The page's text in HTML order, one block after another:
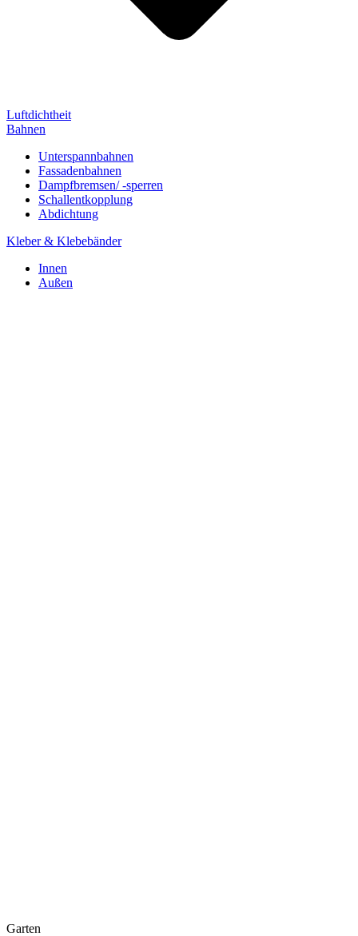
Luftdichtheit
Bahnen
Unterspannbahnen
Fassadenbahnen
Dampfbremsen/ -sperren
Schallentkopplung
Abdichtung
Kleber & Klebebänder
Innen
Außen
Garten